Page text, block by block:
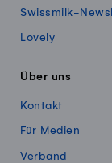
Swissmilk-
Lovely
Über uns
Kontakt
Für Medien
Verband